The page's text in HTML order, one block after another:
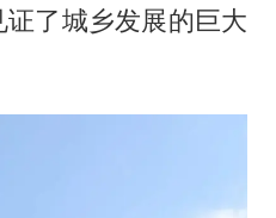
了城乡发展的巨大